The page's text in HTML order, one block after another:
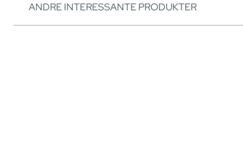
ANDRE INTERESSANTE PRODUKTER